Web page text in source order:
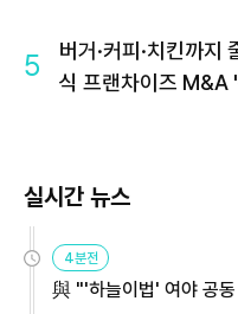
5
버거·커피·치킨까지
식 프랜차이즈 M&A
실시간 뉴스
4분전
與 "'하늘이법' 여야 공